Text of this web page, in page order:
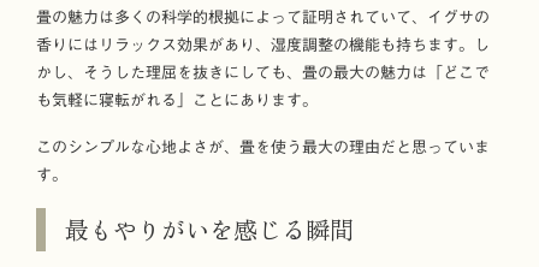
畳の魅力は多くの科学的根拠によって証明されていて、イグサの
香りにはリラックス効果があり、湿度調整の機能も持ちます。し
かし、そうした理屈を抜きにしても、畳の最大の魅力は「どこで
も気軽に寝転がれる」ことにあります。
このシンプルな心地よさが、畳を使う最大の理由だと思っていま
す。
最もやりがいを感じる瞬間